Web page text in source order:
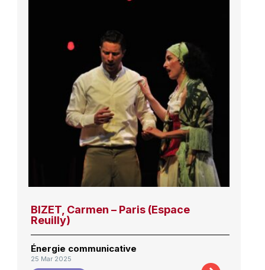
BIZET, Carmen – Paris (Espace
Reuilly)
Énergie communicative
25 Mar 2025